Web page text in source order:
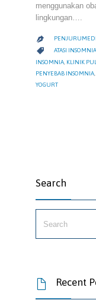
menggunakan
lingkungan….

 CATEGORY
ATASI INSOMNIA
INSOMNIA KLINIK
PENYEBAB INSOMNIA
YOGURT
Search
 Recent